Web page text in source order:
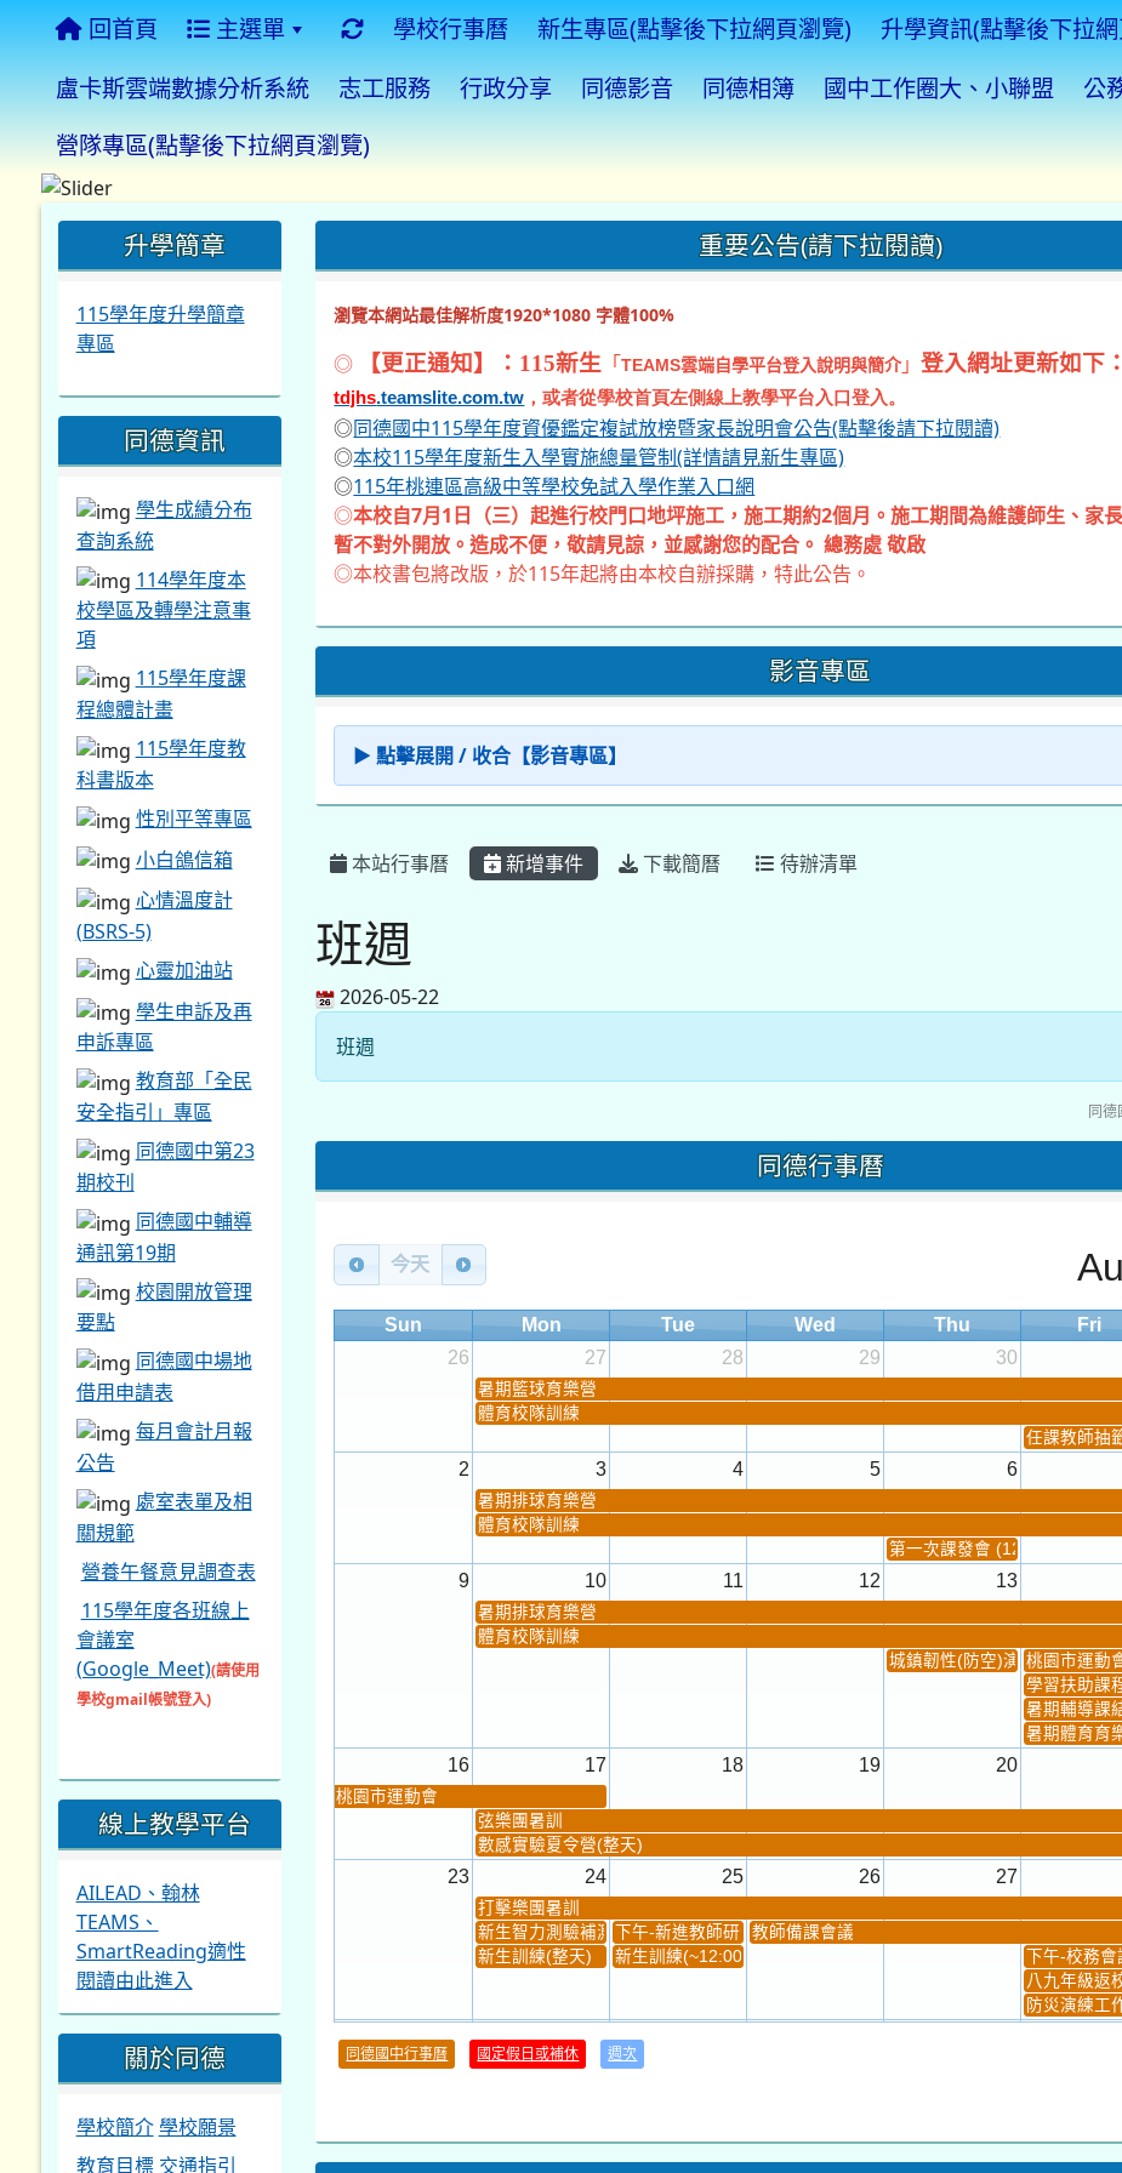
回首頁 主選單 學校行事曆 新生專區(點擊後下拉網頁瀏覽) 升學資訊(點擊後下拉
盧卡斯雲端數據分析系統
志工服務 行政分享 同德影音 同德相簿 國中工作圈大、小聯盟 公
營隊專區(點擊後下拉網頁瀏覽)
重要公告(請下拉閱讀)
瀏覽本網站最佳解析度1920*1080 字體100%
◎ 【更正通知】：115新生 「TEAMS雲端自學平台登入說明與簡介」登入網址更新如下：
tdjhs.teamslite.com.tw ，或者從學校首頁左側線上教學平台入口登入。
◎同德國中115學年度資優鑑定複試放榜暨家長說明會公告(點擊後請下拉閱讀)
◎本校115學年度新生入學實施總量管制(詳情請見新生專區)
◎115年桃連區高級中等學校免試入學作業入口網
◎本校自7月1日（三）起進行校門口地坪施工，施工期約2個月。施工期間為維護師生、家
暫不對外開放。造成不便，敬請見諒，並感謝您的配合。 總務處 敬啟
◎本校書包將改版，於115年起將由本校自辦採購，特此公告。
影音專區
▶ 點擊展開 / 收合【影音專區】
本站行事曆 新增事件 下載簡曆 待辦清單
班週
2026-05-22
班週
同德
同德行事曆
今天
Sun Mon Tue Wed Thu Fri
26
27 28 29 30
暑期籃球育樂營
體育校隊訓練
任課教師抽
2 3 4 5 6
暑期排球育樂營
體育校隊訓練
第一次課發會 (12:30~)
9 10 11 12 13
暑期排球育樂營
體育校隊訓練
城鎮韌性(防空)演習桃園市運動
學習扶助課
暑期輔導課
暑期體育育
16 17 18 19 20
桃園市運動會
弦樂團暑訓
數感實驗夏令營(整天)
23 24 25 26 27
打擊樂團暑訓
新生智力測驗補測(...下午-新進教師研習教師備課會議
新生訓練(整天)
新生訓練(~12:00)
下午-校務
八九年級返
防災演練工
30 31
本週_健康檢查週 各班器材負責人訓練發放班級書箱及晨讀...
本週_新書展
班週
第一週
超額比序暨
同德國中行事曆 國定假日或補休 週次
::: 升學簡章
115學年度升學簡章
專區
同德資訊
學生成績分布
查詢系統
114學年度本
校學區及轉學注意事
項
115學年度課
程總體計畫
115學年度教
科書版本
性別平等專區
小白鴿信箱
心情溫度計
(BSRS-5)
心靈加油站
學生申訴及再
申訴專區
教育部「全民
安全指引」專區
同德國中第23
期校刊
同德國中輔導
通訊第19期
校園開放管理
要點
同德國中場地
借用申請表
每月會計月報
公告
處室表單及相
關規範
營養午餐意見調查表
115學年度各班線上
會議室
(Google_Meet)(請使用
學校gmail帳號登入)
線上教學平台
AILEAD、翰林
TEAMS、
SmartReading適性
閱讀由此進入
關於同德
學校簡介 學校願景
教育目標 交通指引